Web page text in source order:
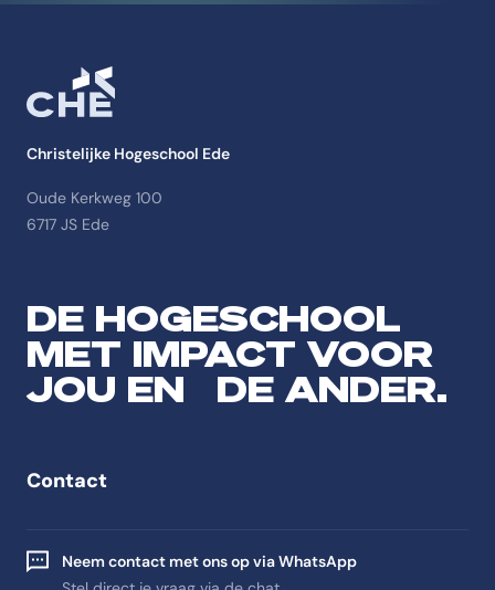
Christelijke Hogeschool Ede
Oude Kerkweg 100
6717 JS Ede
DE HOGESCHOOL
MET IMPACT VOOR
JOU EN DE ANDER.
Contact
Neem contact met ons op via WhatsApp